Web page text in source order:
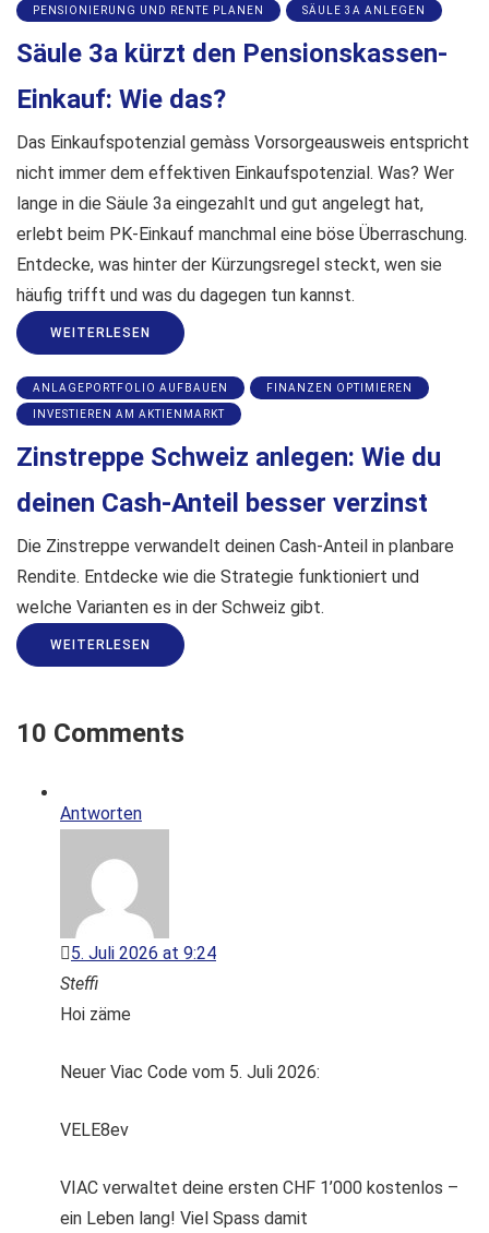
PENSIONIERUNG UND RENTE PLANEN SÄULE 3A ANLEGEN
Säule 3a kürzt den Pensionskassen-
Einkauf: Wie das?
Das Einkaufspotenzial gemàss Vorsorgeausweis entspricht
nicht immer dem effektiven Einkaufspotenzial. Was? Wer
lange in die Säule 3a eingezahlt und gut angelegt hat,
erlebt beim PK-Einkauf manchmal eine böse Überraschung.
Entdecke, was hinter der Kürzungsregel steckt, wen sie
häufig trifft und was du dagegen tun kannst.
WEITERLESEN
ANLAGEPORTFOLIO AUFBAUEN FINANZEN OPTIMIEREN
INVESTIEREN AM AKTIENMARKT
Zinstreppe Schweiz anlegen: Wie du
deinen Cash-Anteil besser verzinst
Die Zinstreppe verwandelt deinen Cash-Anteil in planbare
Rendite. Entdecke wie die Strategie funktioniert und
welche Varianten es in der Schweiz gibt.
WEITERLESEN
10 Comments
Antworten
5. Juli 2026 at 9:24
Steffi
Hoi zäme
Neuer Viac Code vom 5. Juli 2026:
VELE8ev
VIAC verwaltet deine ersten CHF 1’000 kostenlos –
ein Leben lang! Viel Spass damit